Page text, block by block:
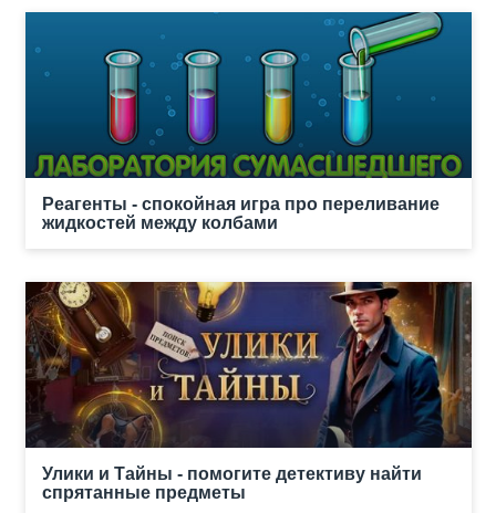
Реагенты - спокойная игра про переливание
жидкостей между колбами
Улики и Тайны - помогите детективу найти
спрятанные предметы